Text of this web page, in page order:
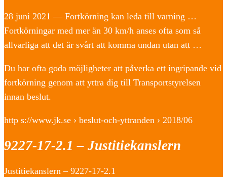
28 juni 2021 — Fortkörning kan leda till varning …
Fortkörningar med mer än 30 km/h anses ofta som så
allvarliga att det är svårt att komma undan utan att …
Du har ofta goda möjligheter att påverka ett ingripande vid
fortkörning genom att yttra dig till Transportstyrelsen
innan beslut.
http s://www.jk.se › beslut-och-yttranden › 2018/06
9227-17-2.1 – Justitiekanslern
Justitiekanslern – 9227-17-2.1